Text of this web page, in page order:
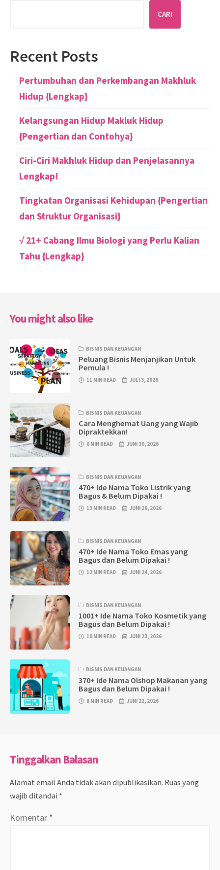
CARI
Recent Posts
Pertumbuhan dan Perkembangan Makhluk
Hidup {Lengkap}
Kelangsungan Hidup Makluk Hidup
{Pengertian dan Contohya}
Ciri-Ciri Makhluk Hidup dan Penjelasannya
Lengkap!
Tingkatan Organisasi Kehidupan {Pengertian
dan Struktur Organisasi}
√ 21+ Cabang Ilmu Biologi yang Perlu Kalian
Tahu {Lengkap}
You might also like
BISNIS DAN KEUANGAN
Peluang Bisnis Menjanjikan Untuk
Pemula !
11 MIN READ JULI 3, 2026
BISNIS DAN KEUANGAN
Cara Menghemat Uang yang Wajib
Dipraktekkan!
6 MIN READ JUNI 30, 2026
BISNIS DAN KEUANGAN
470+ Ide Nama Toko Listrik yang
Bagus & Belum Dipakai !
13 MIN READ JUNI 26, 2026
BISNIS DAN KEUANGAN
470+ Ide Nama Toko Emas yang
Bagus dan Belum Dipakai !
12 MIN READ JUNI 24, 2026
BISNIS DAN KEUANGAN
1001+ Ide Nama Toko Kosmetik yang
Bagus dan Belum Dipakai !
10 MIN READ JUNI 23, 2026
BISNIS DAN KEUANGAN
370+ Ide Nama Olshop Makanan yang
Bagus dan Belum Dipakai !
8 MIN READ JUNI 22, 2026
Tinggalkan Balasan
Alamat email Anda tidak akan dipublikasikan. Ruas yang
wajib ditandai *
Komentar *